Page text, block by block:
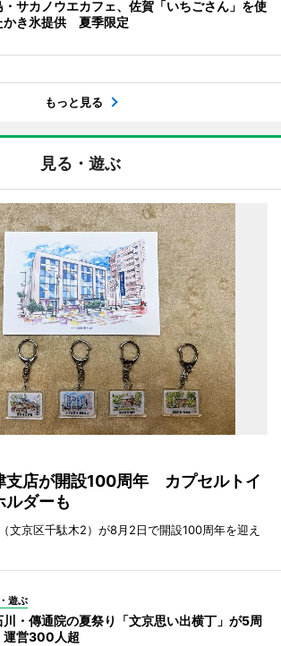
・サカノウエカフェ、佐賀「いちごさん」を使
かき氷提供 夏季限定
もっと見る
見る・遊ぶ
支店が開設100周年 カプセルトイ
ルダーも
文京区千駄木2）が8月2日で開設100周年を迎え
遊ぶ
川・傳通院の夏祭り「文京思い出横丁」が5周
営300人超